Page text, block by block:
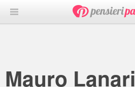
Mauro Lanari